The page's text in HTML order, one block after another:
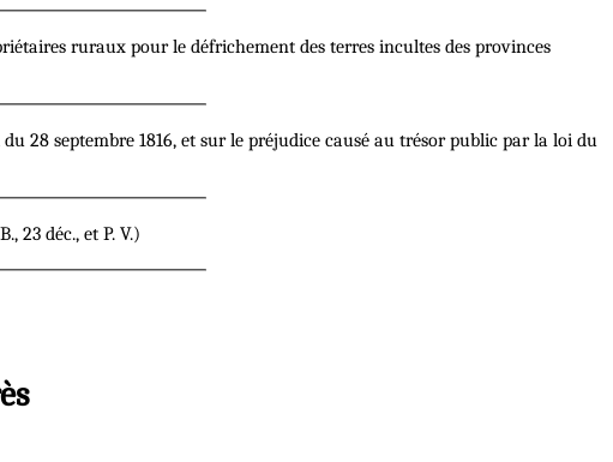
ruraux pour le défrichement des terres incultes des provinces
28 septembre 1816, et sur le préjudice causé au trésor public par la loi du
23 déc., et P. V.)